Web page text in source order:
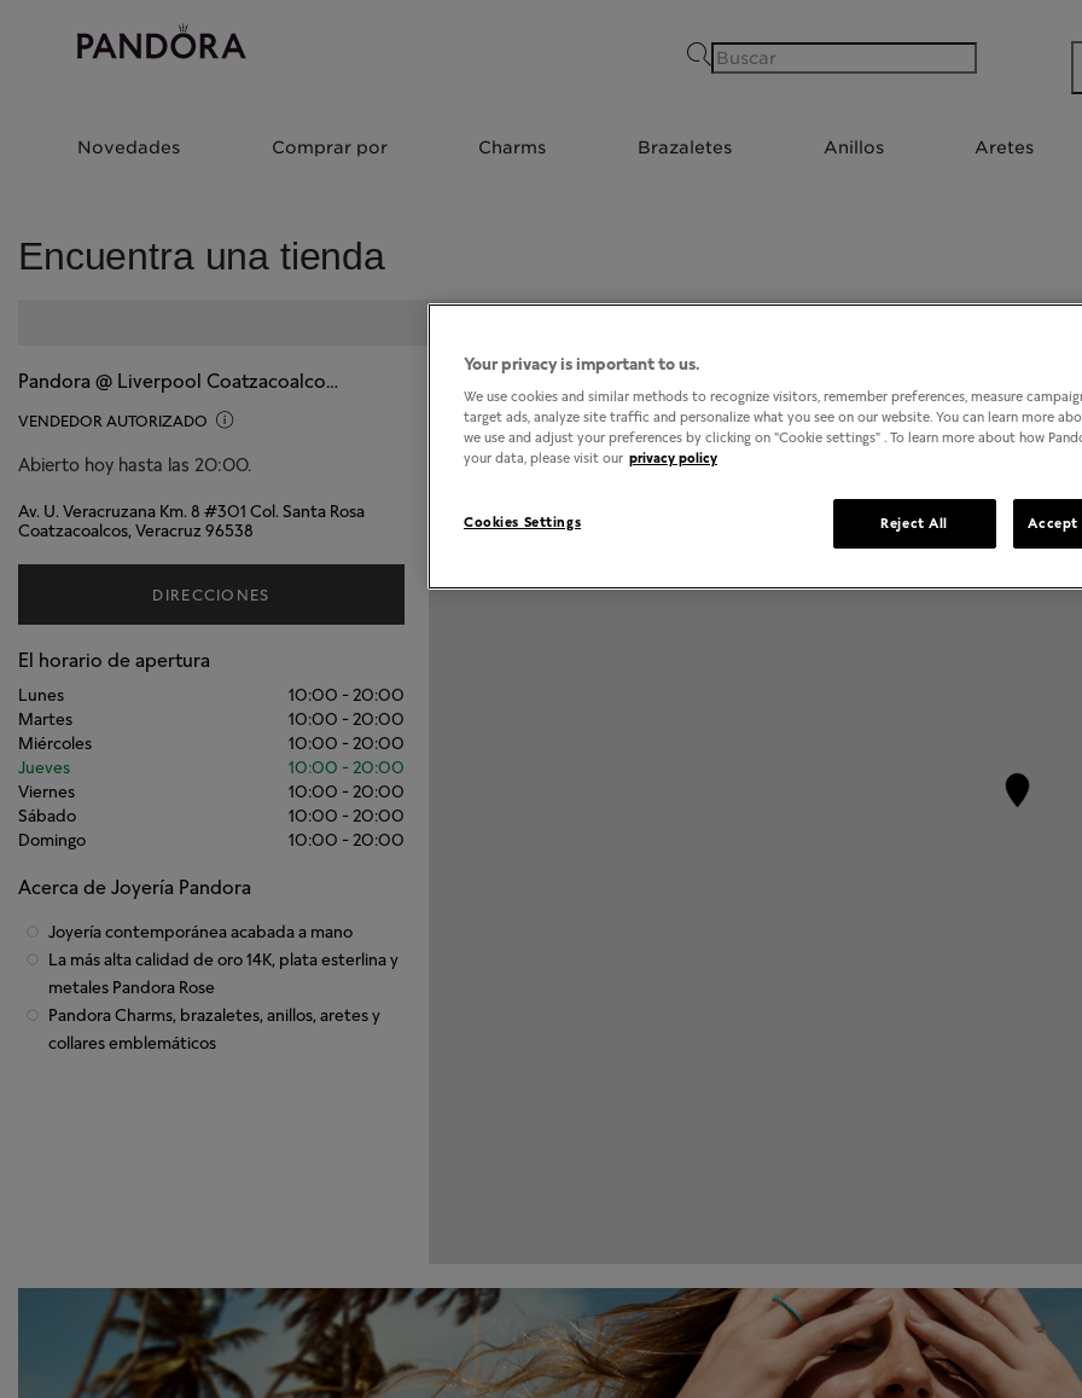
Buscar
Novedades Comprar por Charms Brazaletes Anillos Aretes
Encuentra una tienda
Pandora @ Liverpool Coatzacoalcos Crystal
VENDEDOR AUTORIZADO
Abierto hoy hasta las 20:00.
Av. U. Veracruzana Km. 8 #301 Col. Santa Rosa
Coatzacoalcos, Veracruz 96538
DIRECCIONES
El horario de apertura
Lunes 10:00 -20:00
Martes
10:00 -20:00
Miércoles
10:00 -20:00
Jueves
10:00 -20:00
Viernes
10:00 -20:00
Sábado
10:00 -20:00
Domingo
10:00 -20:00
Acerca de Joyería Pandora
Joyería contemporánea acabada a mano
La más alta calidad de oro 14K, plata esterlina y
metales Pandora Rose
Pandora Charms, brazaletes, anillos, aretes y
collares emblemáticos
Your privacy is important to us.
We use cookies and similar methods to recognize visitors, remember preferences, measure
target ads, analyze site traffic and personalize what you see on our website. You can learn more
we use and adjust your preferences by clicking on "Cookie settings" . To learn more about how
your data, please visit our privacy policy
Cookies Settings Reject All Accept